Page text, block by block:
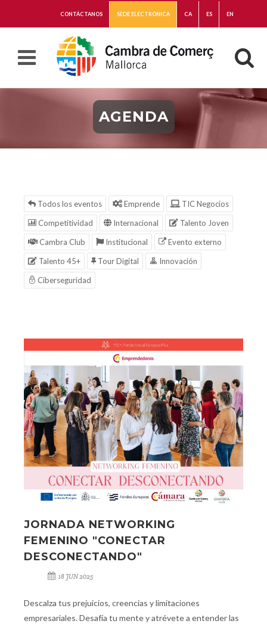
CONTÁCTANOS SEDE ELECTRÓNICA CA ES EN
AGENDA
Todos los eventos Emprende
TIC Negocios
Competitividad
Internacional
Talento Joven
Cambra Club
Institucional
Evento externo
Talento 45+
Tour Digital
Innovación
Ciberseguridad
JORNADA NETWORKING
FEMENINO "CONECTAR
DESCONECTANDO"
18 JUN 2025
Descalza tus prejuicios, creencias y limitaciones
empresariales. Desafía tu mente y atrévete a entender las